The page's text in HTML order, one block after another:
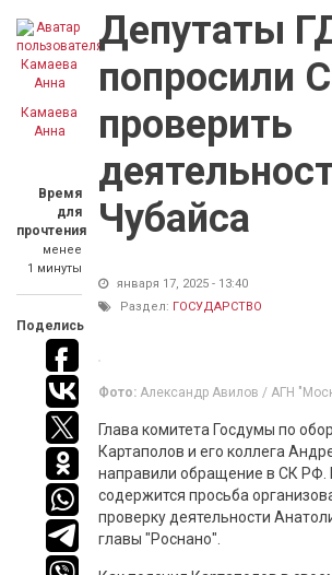
Камаева
Анна
Время
для
прочтения
менее
1 минуты
Поделись
Депутаты
попросили
проверить
Чубайса
января 17, 2025 - 13:40
Раздел: ГОСУДАРСТВО
Фото: Александр Авилов / АГН
Глава комитета Госдумы по
Картаполов и его коллега
направили обращение в СК РФ.
содержится просьба
проверку деятельности
главы "Роснано".